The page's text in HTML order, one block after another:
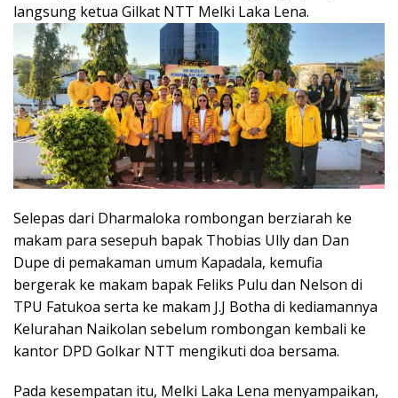
langsung ketua Gilkat NTT Melki Laka Lena.
Selepas dari Dharmaloka rombongan berziarah ke
makam para sesepuh bapak Thobias Ully dan Dan
Dupe di pemakaman umum Kapadala, kemufia
bergerak ke makam bapak Feliks Pulu dan Nelson di
TPU Fatukoa serta ke makam J.J Botha di kediamannya
Kelurahan Naikolan sebelum rombongan kembali ke
kantor DPD Golkar NTT mengikuti doa bersama.
Pada kesempatan itu, Melki Laka Lena menyampaikan,